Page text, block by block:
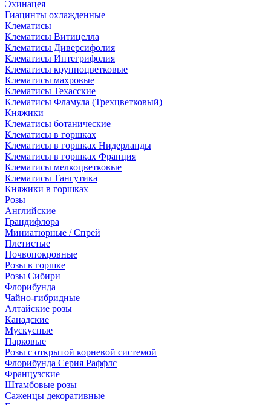
Эхинацея
Гиацинты охлажденные
Клематисы
Клематисы Витицелла
Клематисы Диверсифолия
Клематисы Интегрифолия
Клематисы крупноцветковые
Клематисы махровые
Клематисы Техасские
Клематисы Фламула (Трехцветковый)
Княжики
Клематисы ботанические
Клематисы в горшках
Клематисы в горшках Нидерланды
Клематисы в горшках Франция
Клематисы мелкоцветковые
Клематисы Тангутика
Княжики в горшках
Розы
Английские
Грандифлора
Миниатюрные / Спрей
Плетистые
Почвопокровные
Розы в горшке
Розы Сибири
Флорибунда
Чайно-гибридные
Алтайские розы
Канадские
Мускусные
Парковые
Розы с открытой корневой системой
Флорибунда Серия Раффлс
Французские
Штамбовые розы
Саженцы декоративные